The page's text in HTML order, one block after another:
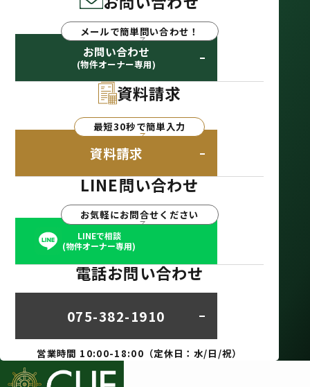
メールで簡単問い合わせ！
お問い合わせ
(物件オーナー専用)
資料請求
最短30秒で簡単入力
資料請求
LINE問い合わせ
お気軽にお問合せください
LINEで相談
(物件オーナー専用)
電話お問い合わせ
075-382-1910
営業時間 10:00-18:00（定休日：水/日/祝）